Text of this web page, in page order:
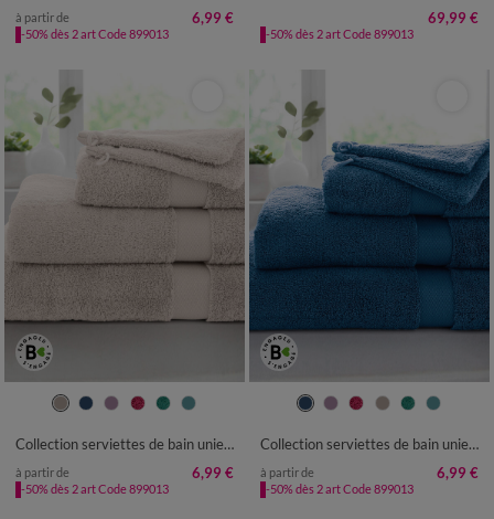
à partir de 6,99 €
-50% dès 2 art Code 899013
69,99 €
-50% dès 2 art Code 899013
Collection serviettes de bain unies - coton modal 500 g/m²
à partir de 6,99 €
-50% dès 2 art Code 899013
Collection serviettes de bain unies - coton modal 500 g/m²
à partir de 6,99 €
-50% dès 2 art Code 899013